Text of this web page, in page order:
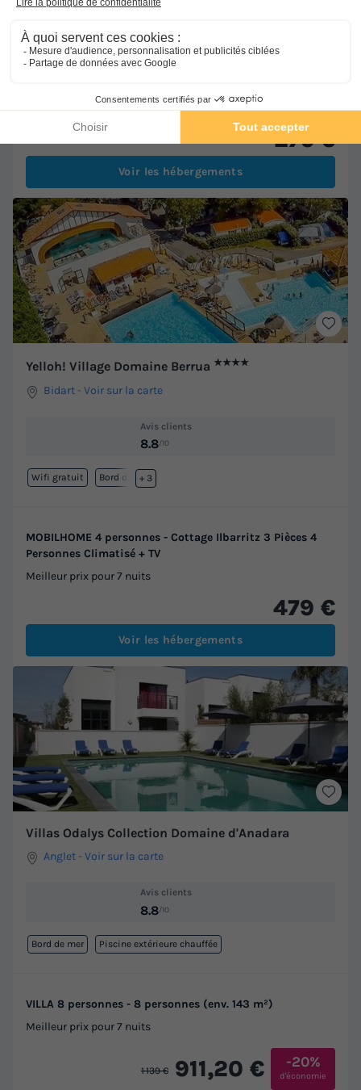
Meilleur prix pour 7 nuits
275 €
Voir les hébergements
Yelloh! Village Domaine Berrua ★★★★
Bidart -Voir sur la carte
Avis clients
8.8/10
Wifi gratuit Bord de mer
+ 3
MOBILHOME 4 personnes - Cottage Ilbarritz 3 Pièces 4
Personnes Climatisé + TV
Meilleur prix pour 7 nuits
479 €
Voir les hébergements
Villas Odalys Collection Domaine d'Anadara
Anglet -Voir sur la carte
Avis clients
8.8/10
Bord de mer Piscine extérieure chauffée
VILLA 8 personnes - 8 personnes (env. 143 m²)
Meilleur prix pour 7 nuits
1 139 € 911,20 € -20%
d'économie